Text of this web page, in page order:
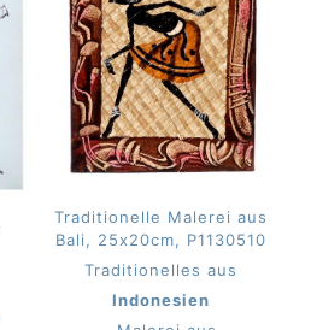
Traditionelle Malerei aus
Bali, 25x20cm, P1130510
Traditionelles aus
Indonesien